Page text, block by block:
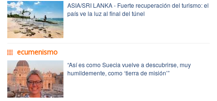
ASIA/SRI LANKA - Fuerte recuperación del turismo: el
país ve la luz al final del túnel
ecumenismo
“Así es como Suecia vuelve a descubrirse, muy
humildemente, como ‘tierra de misión’”